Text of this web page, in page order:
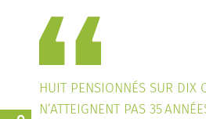
HUIT PENSIONNÉS SUR DIX
N’ATTEIGNENT PAS 35